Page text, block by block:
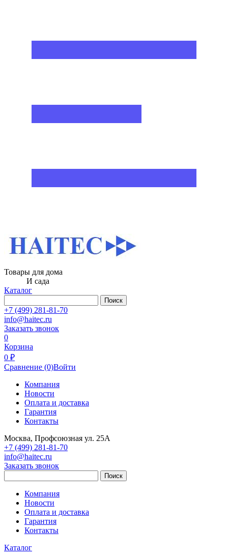
Товары для дома
И сада
Каталог
Поиск
+7 (499) 281-81-70
info@haitec.ru
Заказать звонок
0
Корзина
0 ₽
Сравнение (0)Войти
Компания
Новости
Оплата и доставка
Гарантия
Контакты
Москва, Профсоюзная ул. 25А
+7 (499) 281-81-70
info@haitec.ru
Заказать звонок
Поиск
Компания
Новости
Оплата и доставка
Гарантия
Контакты
Каталог